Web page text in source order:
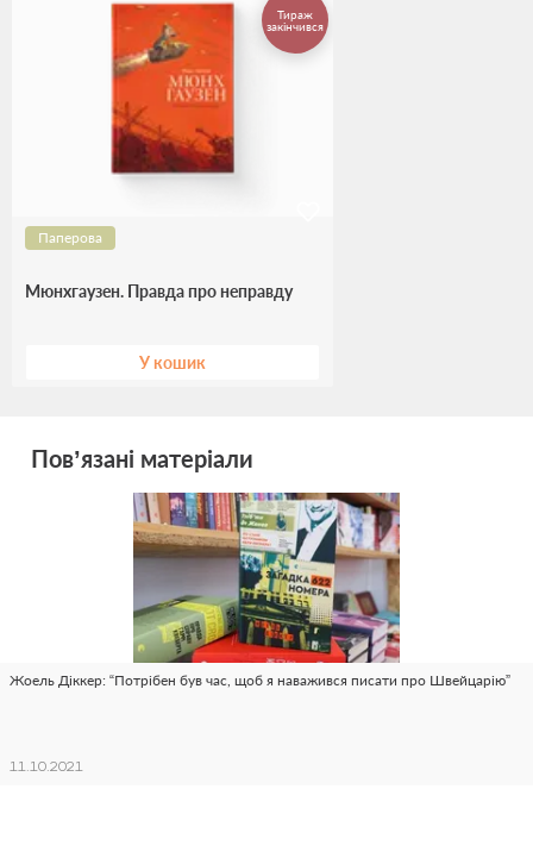
Тираж
закінчився
Паперова
Мюнхгаузен. Правда про неправду
У кошик
Пов’язані матеріали
Жоель Діккер: “Потрібен був час, щоб я наважився писати про Швейцарію”
11.10.2021